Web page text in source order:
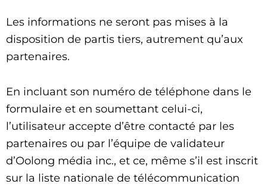
Les informations ne seront pas mises à la
disposition de partis tiers, autrement qu’aux
partenaires.
En incluant son numéro de téléphone dans le
formulaire et en soumettant celui-ci,
l’utilisateur accepte d’être contacté par les
partenaires ou par l’équipe de validateur
d’Oolong média inc., et ce, même s’il est inscrit
sur la liste nationale de télécommunication